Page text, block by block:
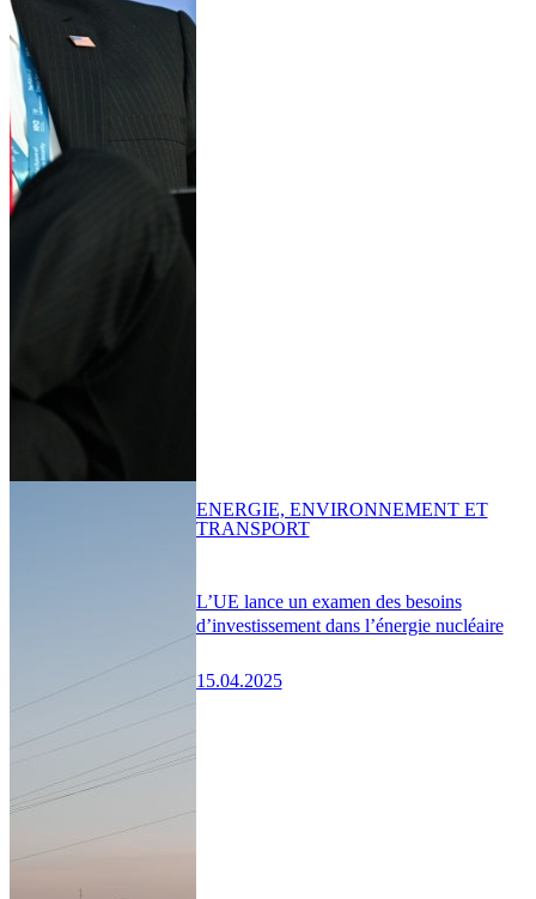
L’UE lance un examen des besoins
d’investissement dans l’énergie nucléaire
15.04.2025
ENERGIE, ENVIRONNEMENT ET
TRANSPORT